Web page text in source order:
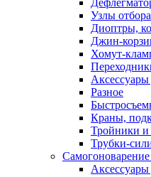
Узлы отбора
Диоптры,
Джин-
Хомут-
Аксессуары
Разное
Краны,
Тройники и
Трубки-
Самогоноварение